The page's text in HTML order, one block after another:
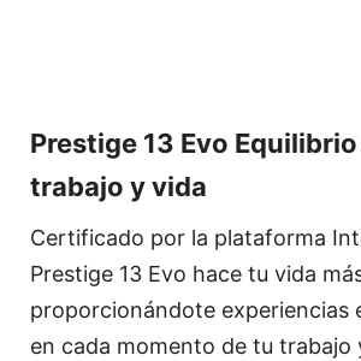
Prestige 13 Evo
trabajo y vida
Certificado por la plataforma
Prestige 13 Evo hace tu vida
proporcionándote experiencias
en cada momento de tu trabajo